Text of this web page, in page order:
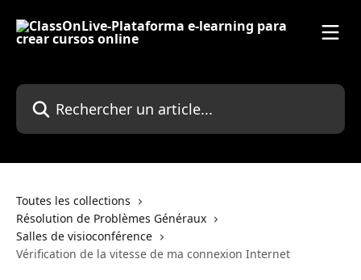
Rechercher un article...
Toutes les collections
Résolution de Problèmes Généraux
Salles de visioconférence
Vérification de la vitesse de ma connexion Internet